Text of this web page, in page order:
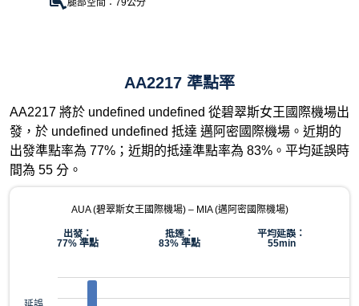
腿部空間：79公分
AA2217 準點率
AA2217 將於 undefined undefined 從碧翠斯女王國際機場出
發，於 undefined undefined 抵達 邁阿密國際機場。近期的
出發準點率為 77%；近期的抵達準點率為 83%。平均延誤時
間為 55 分。
AUA (碧翠斯女王國際機場) – MIA (邁阿密國際機場)
出發：
77% 準點
抵達：
83% 準點
平均延誤：
55min